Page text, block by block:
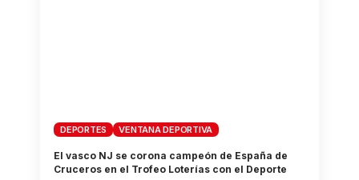
DEPORTES VENTANA DEPORTIVA
El vasco NJ se corona campeón de España de
Cruceros en el Trofeo Loterías con el Deporte